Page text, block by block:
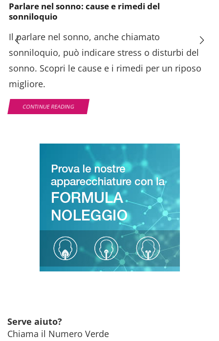
Parlare nel sonno: cause e rimedi del
sonniloquio
Il parlare nel sonno, anche chiamato
sonniloquio, può indicare stress o disturbi del
sonno. Scopri le cause e i rimedi per un riposo
migliore.
CONTINUE READING
Serve aiuto?
Chiama il Numero Verde